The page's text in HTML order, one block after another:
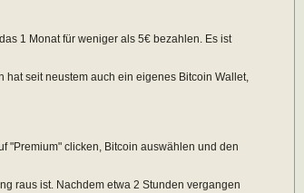
1 Monat für weniger als 5€ bezahlen. Es ist
hat seit neustem auch ein eigenes Bitcoin Wallet,
"Premium" clicken, Bitcoin auswählen und den
raus ist. Nachdem etwa 2 Stunden vergangen